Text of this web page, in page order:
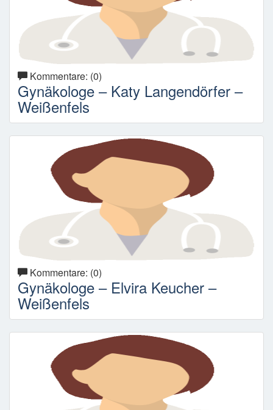
Kommentare: (0)
Gynäkologe – Katy Langendörfer –
Weißenfels
Kommentare: (0)
Gynäkologe – Elvira Keucher –
Weißenfels